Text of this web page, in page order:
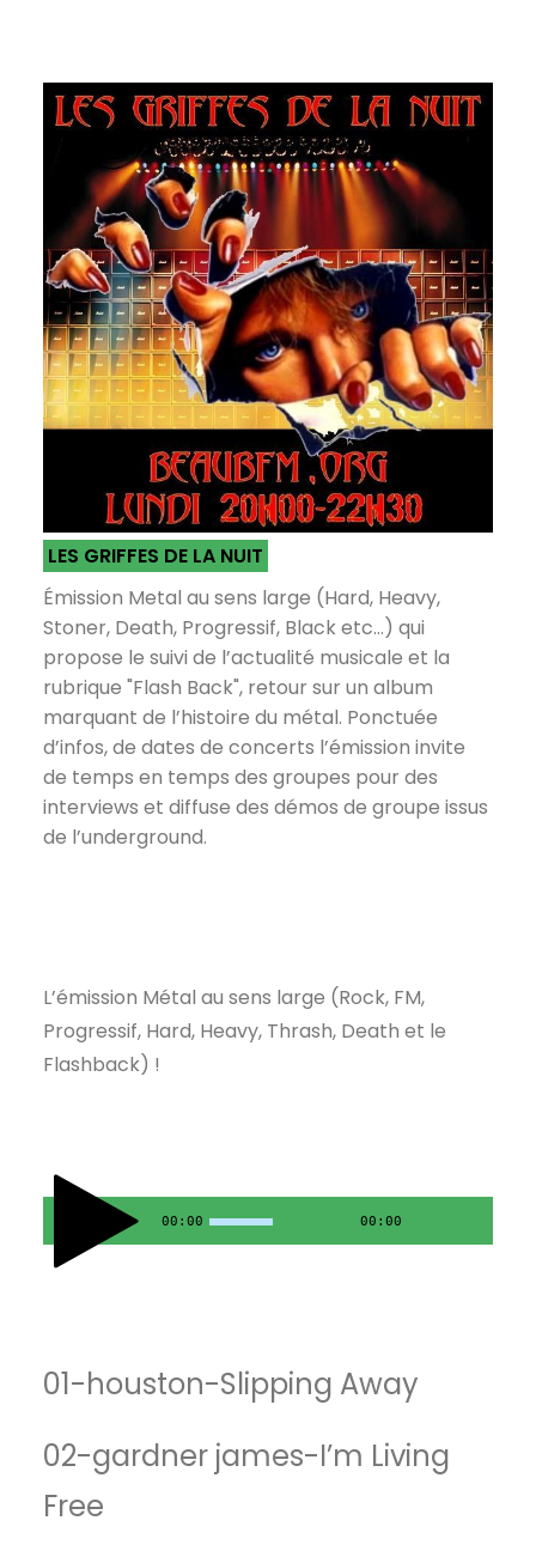
LES GRIFFES DE LA NUIT
Émission Metal au sens large (Hard, Heavy,
Stoner, Death, Progressif, Black etc...) qui
propose le suivi de l’actualité musicale et la
rubrique "Flash Back", retour sur un album
marquant de l’histoire du métal. Ponctuée
d’infos, de dates de concerts l’émission invite
de temps en temps des groupes pour des
interviews et diffuse des démos de groupe issus
de l’underground.
L’émission Métal au sens large (Rock, FM,
Progressif, Hard, Heavy, Thrash, Death et le
Flashback) !
00:00 00:00
01-houston-Slipping Away
02-gardner james-I’m Living
Free